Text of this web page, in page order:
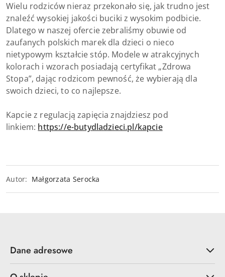
Wielu rodziców nieraz przekonało się, jak trudno jest
znaleźć wysokiej jakości buciki z wysokim podbicie.
Dlatego w naszej ofercie zebraliśmy obuwie od
zaufanych polskich marek dla dzieci o nieco
nietypowym kształcie stóp. Modele w atrakcyjnych
kolorach i wzorach posiadają certyfikat „Zdrowa
Stopa”, dając rodzicom pewność, że wybierają dla
swoich dzieci, to co najlepsze.
Kapcie z regulacją zapięcia znajdziesz pod
linkiem: https://e-butydladzieci.pl/kapcie
Autor: Małgorzata Serocka
Dane adresowe